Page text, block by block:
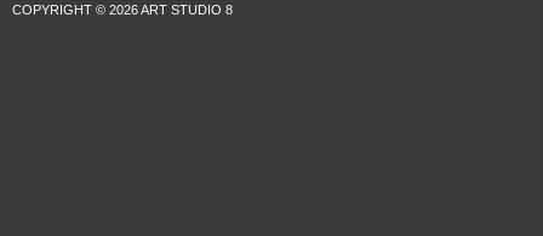
COPYRIGHT © 2026 ART STUDIO 8